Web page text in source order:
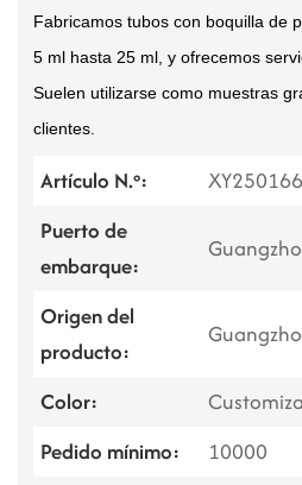
Fabricamos tubos con boquilla de
5 ml hasta 25 ml, y ofrecemos
Suelen utilizarse como muestras
clientes.
Artículo N.º:
XY250166
Puerto de
embarque:
Origen del
producto:
Color:
Pedido mínimo:
10000